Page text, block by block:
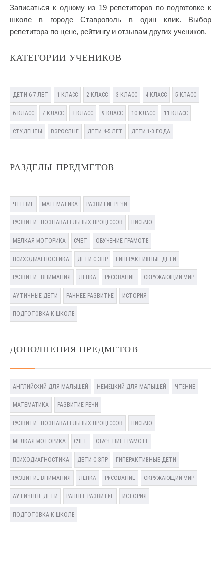
Записаться к одному из 19 репетиторов по подготовке к
школе в городе Ставрополь в один клик. Выбор
репетитора по цене, рейтингу и отзывам других учеников.
КАТЕГОРИИ УЧЕНИКОВ
ДЕТИ 6-7 ЛЕТ 1 КЛАСС 2 КЛАСС 3 КЛАСС 4 КЛАСС 5 КЛАСС
6 КЛАСС 7 КЛАСС 8 КЛАСС 9 КЛАСС 10 КЛАСС 11 КЛАСС
СТУДЕНТЫ ВЗРОСЛЫЕ ДЕТИ 4-5 ЛЕТ ДЕТИ 1-3 ГОДА
РАЗДЕЛЫ ПРЕДМЕТОВ
ЧТЕНИЕ МАТЕМАТИКА РАЗВИТИЕ РЕЧИ
РАЗВИТИЕ ПОЗНАВАТЕЛЬНЫХ ПРОЦЕССОВ ПИСЬМО
МЕЛКАЯ МОТОРИКА СЧЕТ ОБУЧЕНИЕ ГРАМОТЕ
ПСИХОДИАГНОСТИКА ДЕТИ С ЗПР ГИПЕРАКТИВНЫЕ ДЕТИ
РАЗВИТИЕ ВНИМАНИЯ ЛЕПКА РИСОВАНИЕ ОКРУЖАЮЩИЙ МИР
АУТИЧНЫЕ ДЕТИ РАННЕЕ РАЗВИТИЕ ИСТОРИЯ
ПОДГОТОВКА К ШКОЛЕ
ДОПОЛНЕНИЯ ПРЕДМЕТОВ
АНГЛИЙСКИЙ ДЛЯ МАЛЫШЕЙ НЕМЕЦКИЙ ДЛЯ МАЛЫШЕЙ ЧТЕНИЕ
МАТЕМАТИКА РАЗВИТИЕ РЕЧИ
РАЗВИТИЕ ПОЗНАВАТЕЛЬНЫХ ПРОЦЕССОВ ПИСЬМО
МЕЛКАЯ МОТОРИКА СЧЕТ ОБУЧЕНИЕ ГРАМОТЕ
ПСИХОДИАГНОСТИКА ДЕТИ С ЗПР ГИПЕРАКТИВНЫЕ ДЕТИ
РАЗВИТИЕ ВНИМАНИЯ ЛЕПКА РИСОВАНИЕ ОКРУЖАЮЩИЙ МИР
АУТИЧНЫЕ ДЕТИ РАННЕЕ РАЗВИТИЕ ИСТОРИЯ
ПОДГОТОВКА К ШКОЛЕ